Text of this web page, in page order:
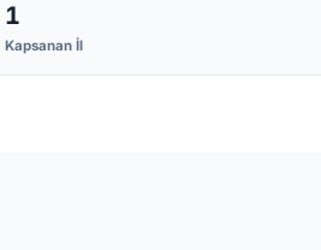
1
Kapsanan İl